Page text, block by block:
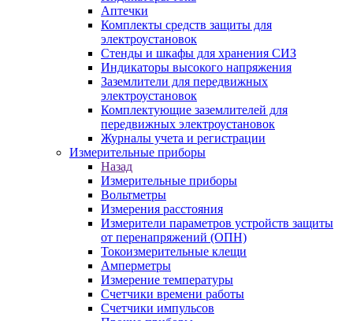
Аптечки
Комплекты средств защиты для
электроустановок
Стенды и шкафы для хранения СИЗ
Индикаторы высокого напряжения
Заземлители для передвижных
электроустановок
Комплектующие заземлителей для
передвижных электроустановок
Журналы учета и регистрации
Измерительные приборы
Назад
Измерительные приборы
Вольтметры
Измерения расстояния
Измерители параметров устройств защиты
от перенапряжений (ОПН)
Токоизмерительные клещи
Амперметры
Измерение температуры
Счетчики времени работы
Счетчики импульсов